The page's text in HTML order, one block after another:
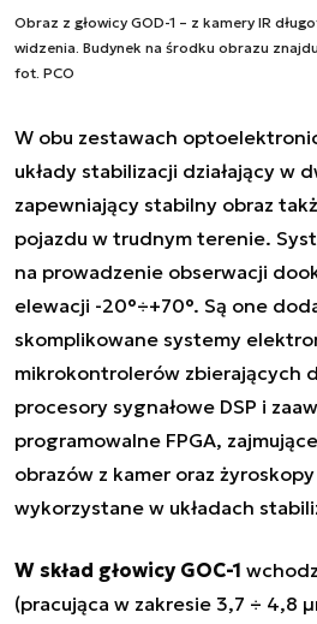
Obraz z głowicy GOD-1 – z kamery IR
widzenia. Budynek na środku obrazu
fot. PCO
W obu zestawach
układy stabilizacji działający w
zapewniający stabilny obraz
pojazdu w trudnym terenie.
na prowadzenie obserwacji
elewacji -20°÷+70°. Są one
skomplikowane systemy
mikrokontrolerów zbierających
procesory sygnałowe DSP i
programowalne FPGA,
obrazów z kamer oraz
wykorzystane w układach
W skład głowicy GOC-1
(pracująca w zakresie 3,7 ÷ 4,8